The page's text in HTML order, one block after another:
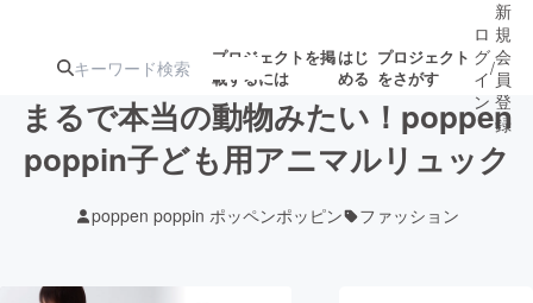
プロジェクトを掲
載するには
はじ
める
プロジェクト
をさがす
ターン
ジェクト
ロジェクト
されます
ロ
グ
イ
ン
/
新
規
会
員
登
録
まるで本当の動物みたい！poppen
poppin子ども用アニマルリュック
poppen poppin ポッペンポッピン ファッション